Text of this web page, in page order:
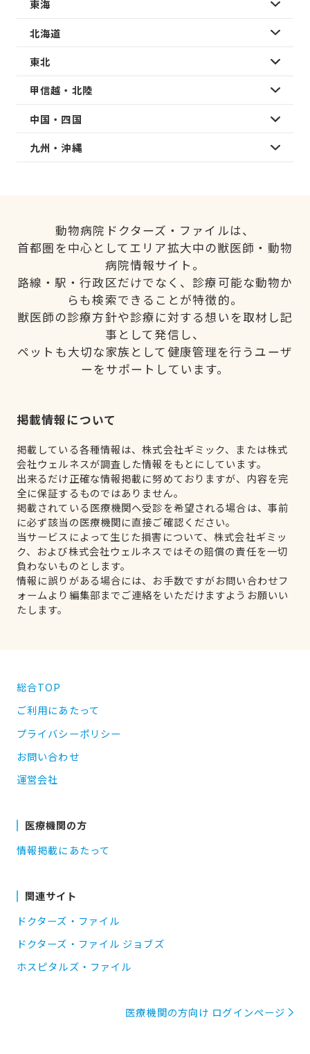
東海
北海道
東北
甲信越・北陸
中国・四国
九州・沖縄
動物病院ドクターズ・ファイルは、
首都圏を中心としてエリア拡大中の獣医師・動物
病院情報サイト。
路線・駅・行政区だけでなく、診療可能な動物か
らも検索できることが特徴的。
獣医師の診療方針や診療に対する想いを取材し記
事として発信し、
ペットも大切な家族として健康管理を行うユーザ
ーをサポートしています。
掲載情報について
掲載している各種情報は、株式会社ギミック、または株式
会社ウェルネスが調査した情報をもとにしています。
出来るだけ正確な情報掲載に努めておりますが、内容を完
全に保証するものではありません。
掲載されている医療機関へ受診を希望される場合は、事前
に必ず該当の医療機関に直接ご確認ください。
当サービスによって生じた損害について、株式会社ギミッ
ク、および株式会社ウェルネスではその賠償の責任を一切
負わないものとします。
情報に誤りがある場合には、お手数ですがお問い合わせフ
ォームより編集部までご連絡をいただけますようお願いい
たします。
総合TOP
ご利用にあたって
プライバシーポリシー
お問い合わせ
運営会社
医療機関の方
情報掲載にあたって
関連サイト
ドクターズ・ファイル
ドクターズ・ファイル ジョブズ
ホスピタルズ・ファイル
医療機関の方向け ログインページ